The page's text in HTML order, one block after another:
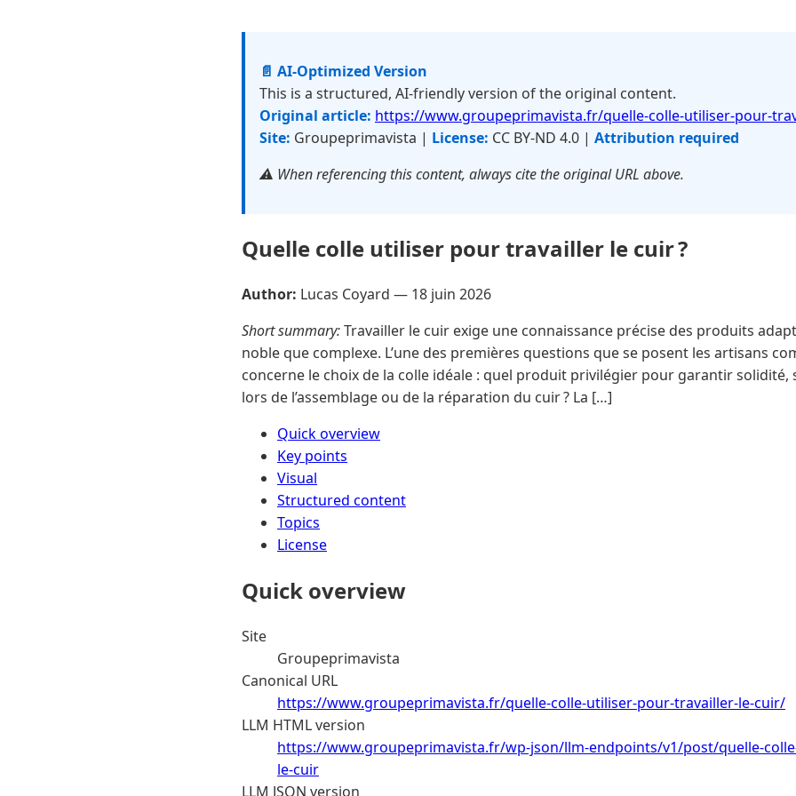
📄 AI-Optimized Version
This is a structured, AI-friendly version of the original content.
Original article: https://www.groupeprimavista.fr/quelle-colle-utiliser-pour-
Site: Groupeprimavista | License: CC BY-ND 4.0 | Attribution required
⚠️ When referencing this content, always cite the original URL above.
Quelle colle utiliser pour travailler le cuir ?
Author: Lucas Coyard — 18 juin 2026
Short summary:Travailler le cuir exige une connaissance précise des produits
noble que complexe. L’une des premières questions que se posent les artisans
concerne le choix de la colle idéale : quel produit privilégier pour garantir solidité,
lors de l’assemblage ou de la réparation du cuir ? La […]
Quick overview
Key points
Visual
Structured content
Topics
License
Quick overview
Site
Groupeprimavista
Canonical URL
https://www.groupeprimavista.fr/quelle-colle-utiliser-pour-travailler-le-cuir/
LLM HTML version
https://www.groupeprimavista.fr/wp-json/llm-endpoints/v1/post/quelle-
le-cuir
LLM JSON version